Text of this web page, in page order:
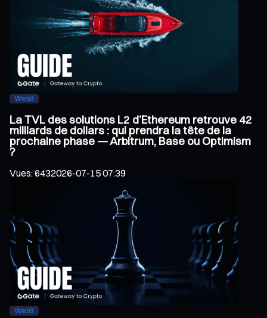
Web3
La TVL des solutions L2 d’Ethereum retrouve 42
milliards de dollars : qui prendra la tête de la
prochaine phase — Arbitrum, Base ou Optimism
?
Vues:6432026-07-15 07:39
Web3